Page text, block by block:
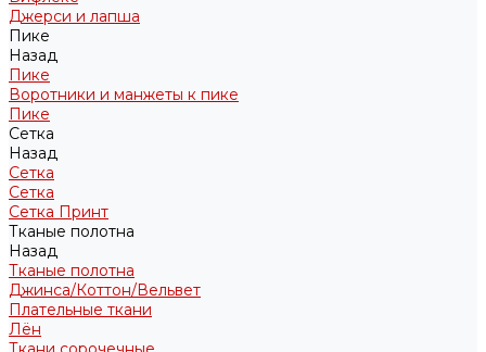
Джерси и лапша
Пике
Назад
Пике
Воротники и манжеты к пике
Пике
Сетка
Назад
Сетка
Сетка
Сетка Принт
Тканые полотна
Назад
Тканые полотна
Джинса/Коттон/Вельвет
Плательные ткани
Лён